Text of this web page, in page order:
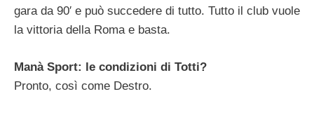
gara da 90′ e può succedere di tutto. Tutto il club vuole
la vittoria della Roma e basta.
Manà Sport: le condizioni di Totti?
Pronto, così come Destro.